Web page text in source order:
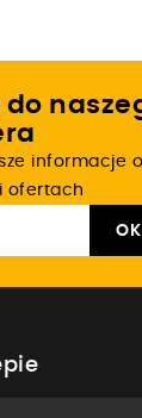
do
informacje
ofertach